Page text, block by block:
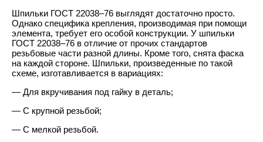
Шпильки ГОСТ 22038–76 выглядят достаточно просто.
Однако специфика крепления, производимая при помощи
элемента, требует его особой конструкции. У шпильки
ГОСТ 22038–76 в отличие от прочих стандартов
резьбовые части разной длины. Кроме того, снята фаска
на каждой стороне. Шпильки, произведенные по такой
схеме, изготавливается в вариациях:
— Для вкручивания под гайку в деталь;
— С крупной резьбой;
— С мелкой резьбой.